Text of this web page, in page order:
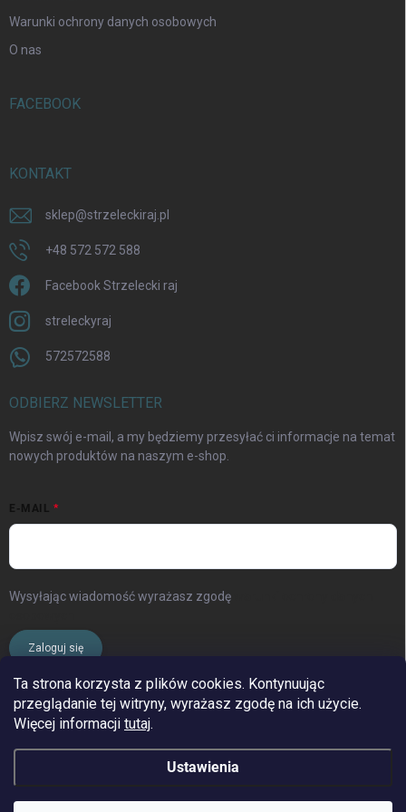
Ta strona korzysta z plików cookies. Kontynuując
przeglądanie tej witryny, wyrażasz zgodę na ich użycie.
Więcej informacji tutaj.
Ustawienia
Warunki ochrony danych osobowych
O nas
FACEBOOK
KONTAKT
sklep@strzeleckiraj.pl
+48 572 572 588
Facebook Strzelecki raj
streleckyraj
572572588
ODBIERZ NEWSLETTER
Wpisz swój e-mail, a my będziemy przesyłać ci informacje na temat
nowych produktów na naszym e-shop.
E-MAIL
Wysyłając wiadomość wyrażasz zgodę
Zaloguj się
www.streleckyraj.cz
| www.streleckyraj.sk